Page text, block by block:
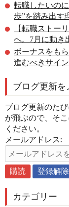
転職したいの
歩”を踏み出す
【転職ストー
へ。7月に動き
ボーナスをも
進むべきサイン
ブログ更新
ブログ更新のた
が飛ぶので、そ
ください。
メールアドレス:
カテゴリー